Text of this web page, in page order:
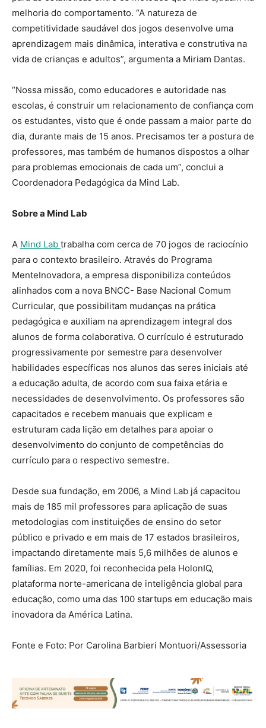
melhoria do comportamento. “A natureza de
competitividade saudável dos jogos desenvolve uma
aprendizagem mais dinâmica, interativa e construtiva na
vida de crianças e adultos”, argumenta a Miriam Dantas.
“Nossa missão, como educadores e autoridade nas
escolas, é construir um relacionamento de confiança com
os estudantes, visto que é onde passam a maior parte do
dia, durante mais de 15 anos. Precisamos ter a postura de
professores, mas também de humanos dispostos a olhar
para problemas emocionais de cada um”, conclui a
Coordenadora Pedagógica da Mind Lab.
Sobre a Mind Lab
A Mind Lab trabalha com cerca de 70 jogos de raciocínio
para o contexto brasileiro. Através do Programa
MenteInovadora, a empresa disponibiliza conteúdos
alinhados com a nova BNCC- Base Nacional Comum
Curricular, que possibilitam mudanças na prática
pedagógica e auxiliam na aprendizagem integral dos
alunos de forma colaborativa. O currículo é estruturado
progressivamente por semestre para desenvolver
habilidades específicas nos alunos das seres iniciais até
a educação adulta, de acordo com sua faixa etária e
necessidades de desenvolvimento. Os professores são
capacitados e recebem manuais que explicam e
estruturam cada lição em detalhes para apoiar o
desenvolvimento do conjunto de competências do
currículo para o respectivo semestre.
Desde sua fundação, em 2006, a Mind Lab já capacitou
mais de 185 mil professores para aplicação de suas
metodologias com instituições de ensino do setor
público e privado e em mais de 17 estados brasileiros,
impactando diretamente mais 5,6 milhões de alunos e
famílias. Em 2020, foi reconhecida pela HolonIQ,
plataforma norte-americana de inteligência global para
educação, como uma das 100 startups em educação mais
inovadora da América Latina.
Fonte e Foto: Por Carolina Barbieri Montuori/Assessoria